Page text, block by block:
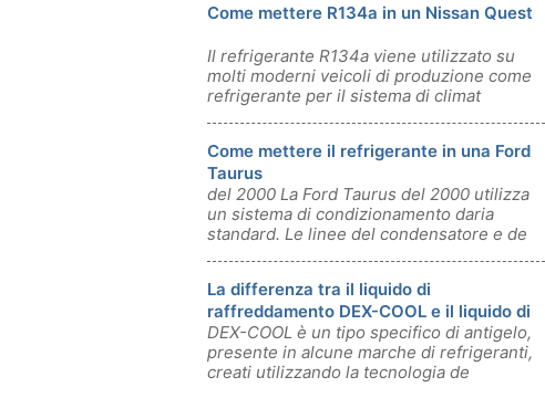
Come mettere R134a in un Nissan Quest
Il refrigerante R134a viene utilizzato su
molti moderni veicoli di produzione come
refrigerante per il sistema di climat
Come mettere il refrigerante in una Ford
Taurus
del 2000 La Ford Taurus del 2000 utilizza
un sistema di condizionamento daria
standard. Le linee del condensatore e de
La differenza tra il liquido di
raffreddamento DEX-COOL e il liquido di
raffreddamento normale
DEX-COOL è un tipo specifico di antigelo,
presente in alcune marche di refrigeranti,
creati utilizzando la tecnologia de